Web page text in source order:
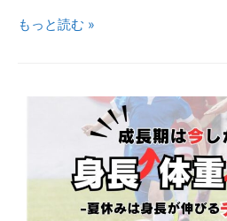
慣
叶
1cm
もっと読む »